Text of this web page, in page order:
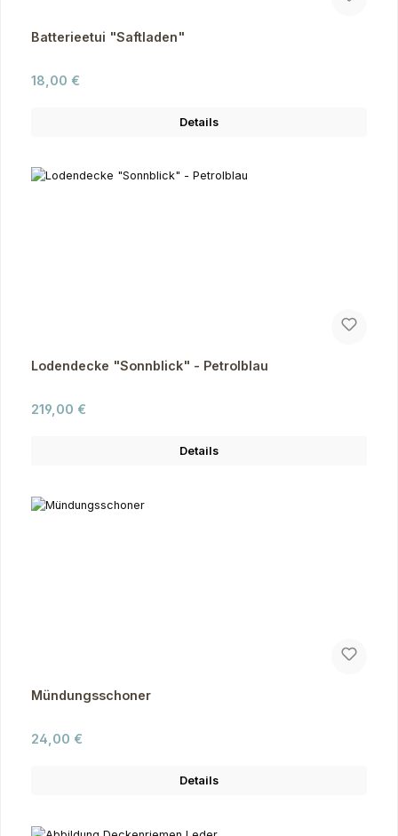
Batterieetui "Saftladen"
Regulärer Preis:
18,00 €
Details
Lodendecke "Sonnblick" - Petrolblau
Regulärer Preis:
219,00 €
Details
Mündungsschoner
Regulärer Preis:
24,00 €
Details